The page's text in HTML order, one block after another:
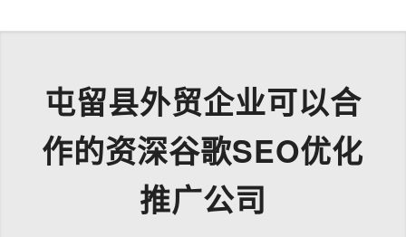
屯留县外贸企业可以合
作的资深谷歌SEO优化
推广公司